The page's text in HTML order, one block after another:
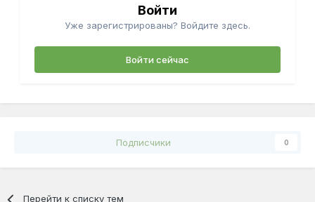
Войти
Уже зарегистрированы? Войдите здесь.
Войти сейчас
Подписчики 0
Перейти к списку тем